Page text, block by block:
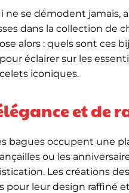
ne se démodent
dans la collection de
alors : quels sont
éclairer sur les
iconiques.
et de
bagues occupent une
ou les
Les créations
leur design raffiné